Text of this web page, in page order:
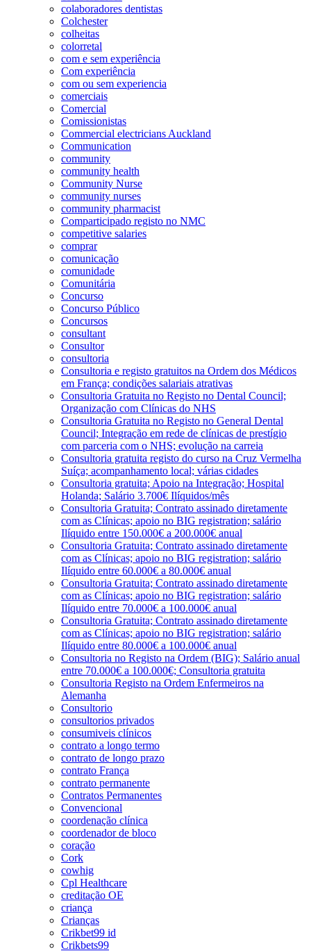
colaboradores dentistas
Colchester
colheitas
colorretal
com e sem experiência
Com experiência
com ou sem experiencia
comerciais
Comercial
Comissionistas
Commercial electricians Auckland
Communication
community
community health
Community Nurse
community nurses
community pharmacist
Comparticipado registo no NMC
competitive salaries
comprar
comunicação
comunidade
Comunitária
Concurso
Concurso Público
Concursos
consultant
Consultor
consultoria
Consultoria e registo gratuitos na Ordem dos Médicos
em França; condições salariais atrativas
Consultoria Gratuita no Registo no Dental Council;
Organização com Clínicas do NHS
Consultoria Gratuita no Registo no General Dental
Council; Integração em rede de clínicas de prestígio
com parceria com o NHS; evolução na carreia
Consultoria gratuita registo do curso na Cruz Vermelha
Suíça; acompanhamento local; várias cidades
Consultoria gratuita; Apoio na Integração; Hospital
Holanda; Salário 3.700€ Ilíquidos/mês
Consultoria Gratuita; Contrato assinado diretamente
com as Clínicas; apoio no BIG registration; salário
Ilíquido entre 150.000€ a 200.000€ anual
Consultoria Gratuita; Contrato assinado diretamente
com as Clínicas; apoio no BIG registration; salário
Ilíquido entre 60.000€ a 80.000€ anual
Consultoria Gratuita; Contrato assinado diretamente
com as Clínicas; apoio no BIG registration; salário
Ilíquido entre 70.000€ a 100.000€ anual
Consultoria Gratuita; Contrato assinado diretamente
com as Clínicas; apoio no BIG registration; salário
Ilíquido entre 80.000€ a 100.000€ anual
Consultoria no Registo na Ordem (BIG); Salário anual
entre 70.000€ a 100.000€; Consultoria gratuita
Consultoria Registo na Ordem Enfermeiros na
Alemanha
Consultorio
consultorios privados
consumiveis clínicos
contrato a longo termo
contrato de longo prazo
contrato França
contrato permanente
Contratos Permanentes
Convencional
coordenação clínica
coordenador de bloco
coração
Cork
cowhig
Cpl Healthcare
creditação OE
criança
Crianças
Crikbet99 id
Crikbets99